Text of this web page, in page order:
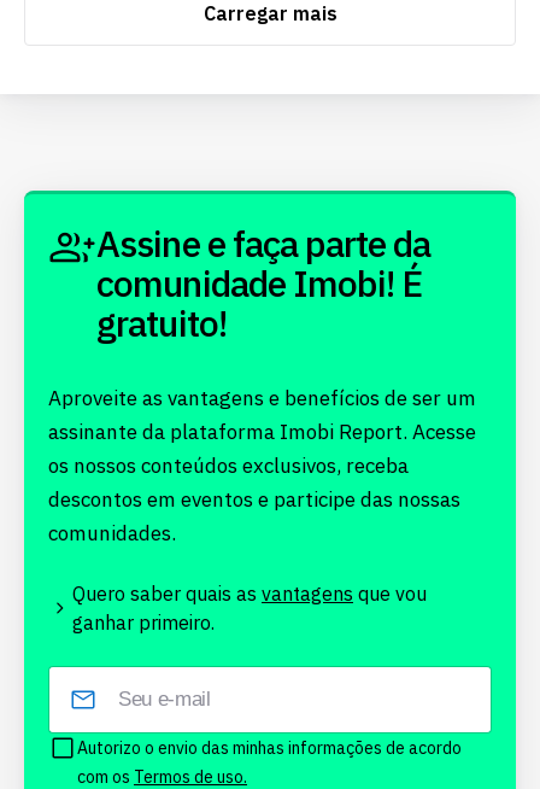
Carregar mais
Assine e faça parte da
comunidade Imobi! É
gratuito!
Aproveite as vantagens e benefícios de ser um
assinante da plataforma Imobi Report. Acesse
os nossos conteúdos exclusivos, receba
descontos em eventos e participe das nossas
comunidades.
Quero saber quais as vantagens que vou
ganhar primeiro.
Autorizo o envio das minhas informações de acordo
com os Termos de uso.